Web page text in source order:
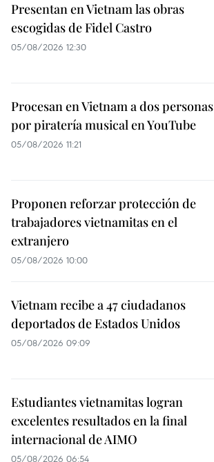
Presentan en Vietnam las obras
escogidas de Fidel Castro
05/08/2026 12:30
Procesan en Vietnam a dos personas
por piratería musical en YouTube
05/08/2026 11:21
Proponen reforzar protección de
trabajadores vietnamitas en el
extranjero
05/08/2026 10:00
Vietnam recibe a 47 ciudadanos
deportados de Estados Unidos
05/08/2026 09:09
Estudiantes vietnamitas logran
excelentes resultados en la final
internacional de AIMO
05/08/2026 06:54